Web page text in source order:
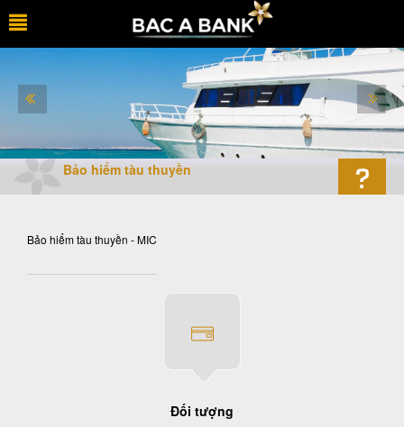
Bảo hiểm tàu thuyền
Bảo hiểm tàu thuyền - MIC
Đối tượng